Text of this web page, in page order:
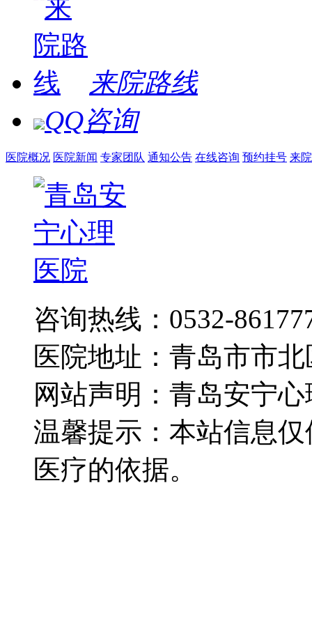
来院路线
QQ咨询
医院概况 医院新闻 专家团队 通知公告 在线咨询 预约挂号 来
咨询热线：0532-
医院地址：青岛市市
网站声明：青岛安宁
温馨提示：本站信息
医疗的依据。